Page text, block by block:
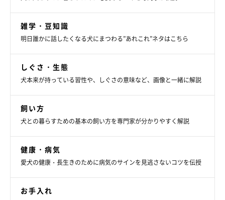
雑学・豆知識
明日誰かに話したくなる犬にまつわる”あれこれ”ネタはこちら
しぐさ・生態
犬本来が持っている習性や、しぐさの意味など、画像と一緒に解説
飼い方
犬との暮らすための基本の飼い方を専門家が分かりやすく解説
健康・病気
愛犬の健康・長生きのために病気のサインを見逃さないコツを伝授
お手入れ